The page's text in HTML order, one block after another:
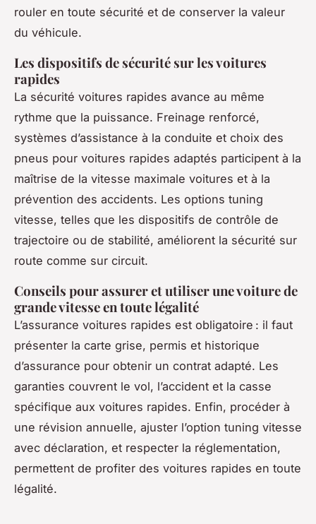
rouler en toute sécurité et de conserver la valeur
du véhicule.
Les dispositifs de sécurité sur les voitures
rapides
La sécurité voitures rapides avance au même
rythme que la puissance. Freinage renforcé,
systèmes d’assistance à la conduite et choix des
pneus pour voitures rapides adaptés participent à la
maîtrise de la vitesse maximale voitures et à la
prévention des accidents. Les options tuning
vitesse, telles que les dispositifs de contrôle de
trajectoire ou de stabilité, améliorent la sécurité sur
route comme sur circuit.
Conseils pour assurer et utiliser une voiture de
grande vitesse en toute légalité
L’assurance voitures rapides est obligatoire : il faut
présenter la carte grise, permis et historique
d’assurance pour obtenir un contrat adapté. Les
garanties couvrent le vol, l’accident et la casse
spécifique aux voitures rapides. Enfin, procéder à
une révision annuelle, ajuster l’option tuning vitesse
avec déclaration, et respecter la réglementation,
permettent de profiter des voitures rapides en toute
légalité.